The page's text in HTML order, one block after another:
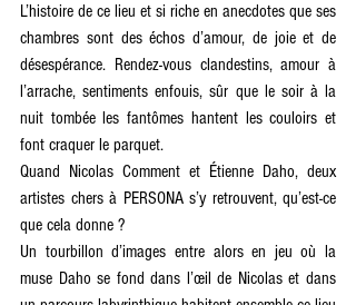
L’histoire de ce lieu et si riche en anecdotes que ses
chambres sont des échos d’amour, de joie et de
désespérance. Rendez-vous clandestins, amour à
l’arrache, sentiments enfouis, sûr que le soir à la
nuit tombée les fantômes hantent les couloirs et
font craquer le parquet.
Quand Nicolas Comment et Étienne Daho, deux
artistes chers à PERSONA s’y retrouvent, qu’est-ce
que cela donne ?
Un tourbillon d’images entre alors en jeu où la
muse Daho se fond dans l’œil de Nicolas et dans